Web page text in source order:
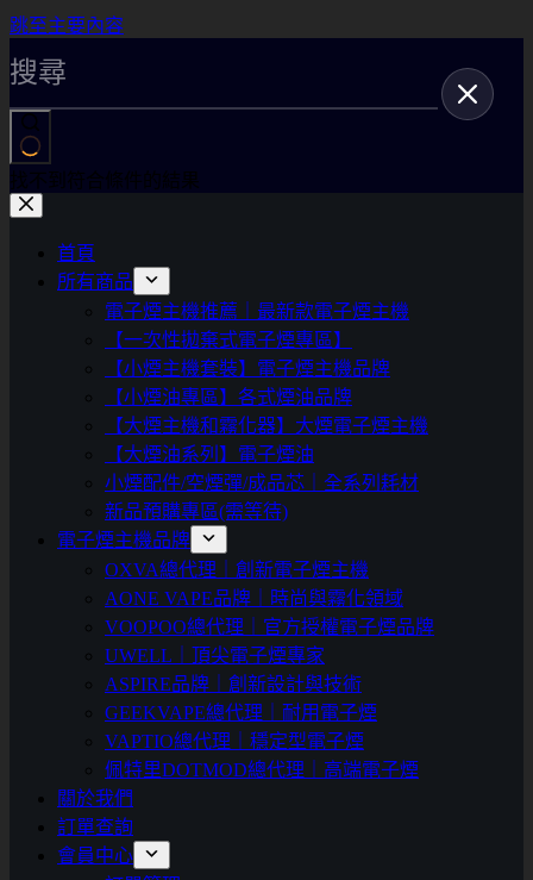
跳至主要內容
找不到符合條件的結果
首頁
所有商品
電子煙主機推薦｜最新款電子煙主機
【一次性拋棄式電子煙專區】
【小煙主機套裝】電子煙主機品牌
【小煙油專區】各式煙油品牌
【大煙主機和霧化器】大煙電子煙主機
【大煙油系列】電子煙油
小煙配件/空煙彈/成品芯｜全系列耗材
新品預購專區(需等待)
電子煙主機品牌
OXVA總代理｜創新電子煙主機
AONE VAPE品牌｜時尚與霧化領域
VOOPOO總代理｜官方授權電子煙品牌
UWELL｜頂尖電子煙專家
ASPIRE品牌｜創新設計與技術
GEEKVAPE總代理｜耐用電子煙
VAPTIO總代理｜穩定型電子煙
佩特里DOTMOD總代理｜高端電子煙
關於我們
訂單查詢
會員中心